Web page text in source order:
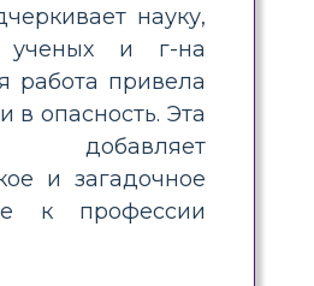
науку,
ученых и г-на
работа привела
в опасность. Эта
добавляет
и загадочное
к профессии